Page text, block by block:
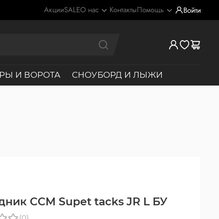
АкцииSALEО нас КонтактыПомощь Войти
И ВОРОТА СНОУБОРД И ЛЫЖИ
CCM Supet tacks JR L БУ